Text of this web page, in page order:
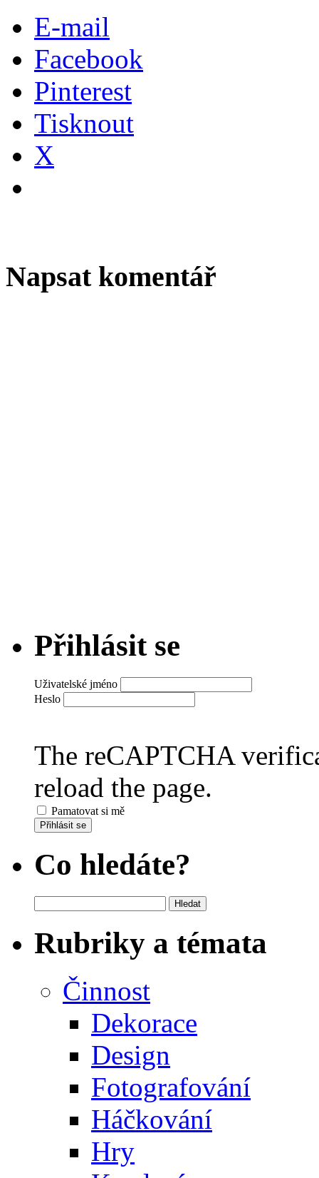
E-mail
Facebook
Pinterest
Tisknout
X
Napsat komentář
Přihlásit se
Uživatelské jméno
Heslo
The reCAPTCHA
reload the page.
Pamatovat si mě
Přihlásit se
Co hledáte?
Rubriky a témata
Činnost
Dekorace
Design
Fotografování
Háčkování
Hry